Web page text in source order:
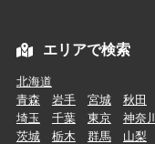
エリアで検索
北海道
青森
岩手 宮城 秋田
埼玉
千葉 東京
神奈川
茨城
栃木 群馬 山梨